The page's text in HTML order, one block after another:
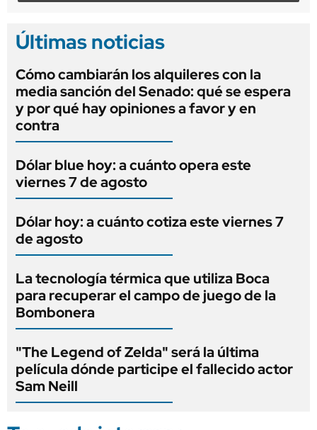
Últimas noticias
Cómo cambiarán los alquileres con la
media sanción del Senado: qué se espera
y por qué hay opiniones a favor y en
contra
Dólar blue hoy: a cuánto opera este
viernes 7 de agosto
Dólar hoy: a cuánto cotiza este viernes 7
de agosto
La tecnología térmica que utiliza Boca
para recuperar el campo de juego de la
Bombonera
"The Legend of Zelda" será la última
película dónde participe el fallecido actor
Sam Neill